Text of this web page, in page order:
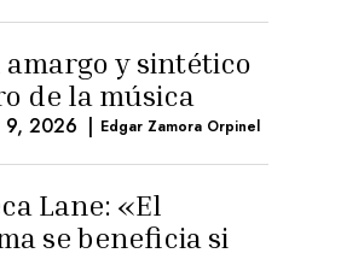
amargo y sintético
de la música
9, 2026 | Edgar Zamora Orpinel
Lane: «El
se beneficia si